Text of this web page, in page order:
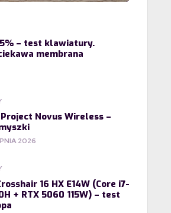
– test klawiatury.
membrana
Novus Wireless –
2026
16 HX E14W (Core i7-
+ RTX 5060 115W) – test